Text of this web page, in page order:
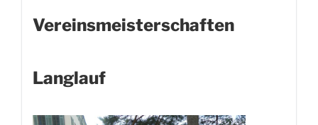
Vereinsmeisterschaften
Langlauf